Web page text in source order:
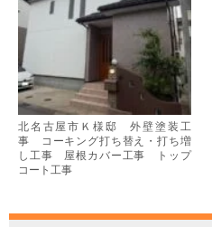
北名古屋市Ｋ様邸 外壁塗装工
事 コーキング打ち替え・打ち増
し工事 屋根カバー工事 トップ
コート工事